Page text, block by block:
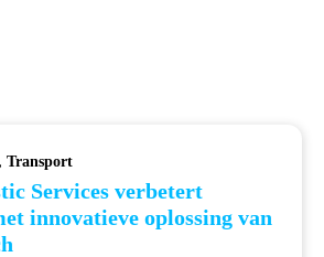
Transport
Services verbetert
innovatieve oplossing van